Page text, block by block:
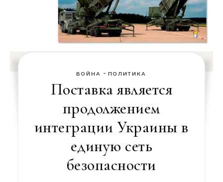
ВОЙНА - ПОЛИТИКА
Поставка является
продолжением
интеграции Украины в
единую сеть
безопасности